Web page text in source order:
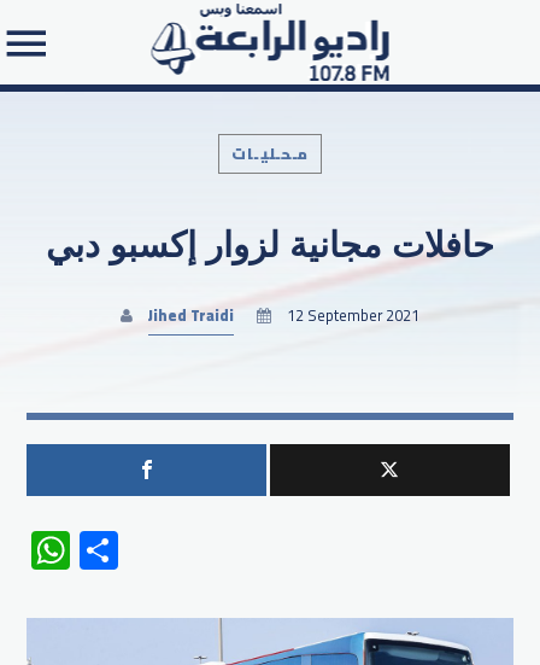
Search in the website:
مـحـليـات
حافلات مجانية لزوار إكسبو دبي
Jihed Traidi 12 September 2021
WhatsApp